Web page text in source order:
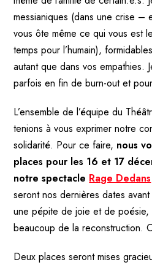
messianiques (dans une crise
vous ôte même ce qui vous est
temps pour l’humain),
autant que dans vos empathies.
parfois en fin de burn-out et
L’ensemble de l’équipe du
tenions à vous exprimer notre
solidarité. Pour ce faire, nous
places pour les 16 et 17
notre spectacle Rage Dedans
seront nos dernières dates
une pépite de joie et de poésie,
beaucoup de la reconstruction.
Deux places seront mises